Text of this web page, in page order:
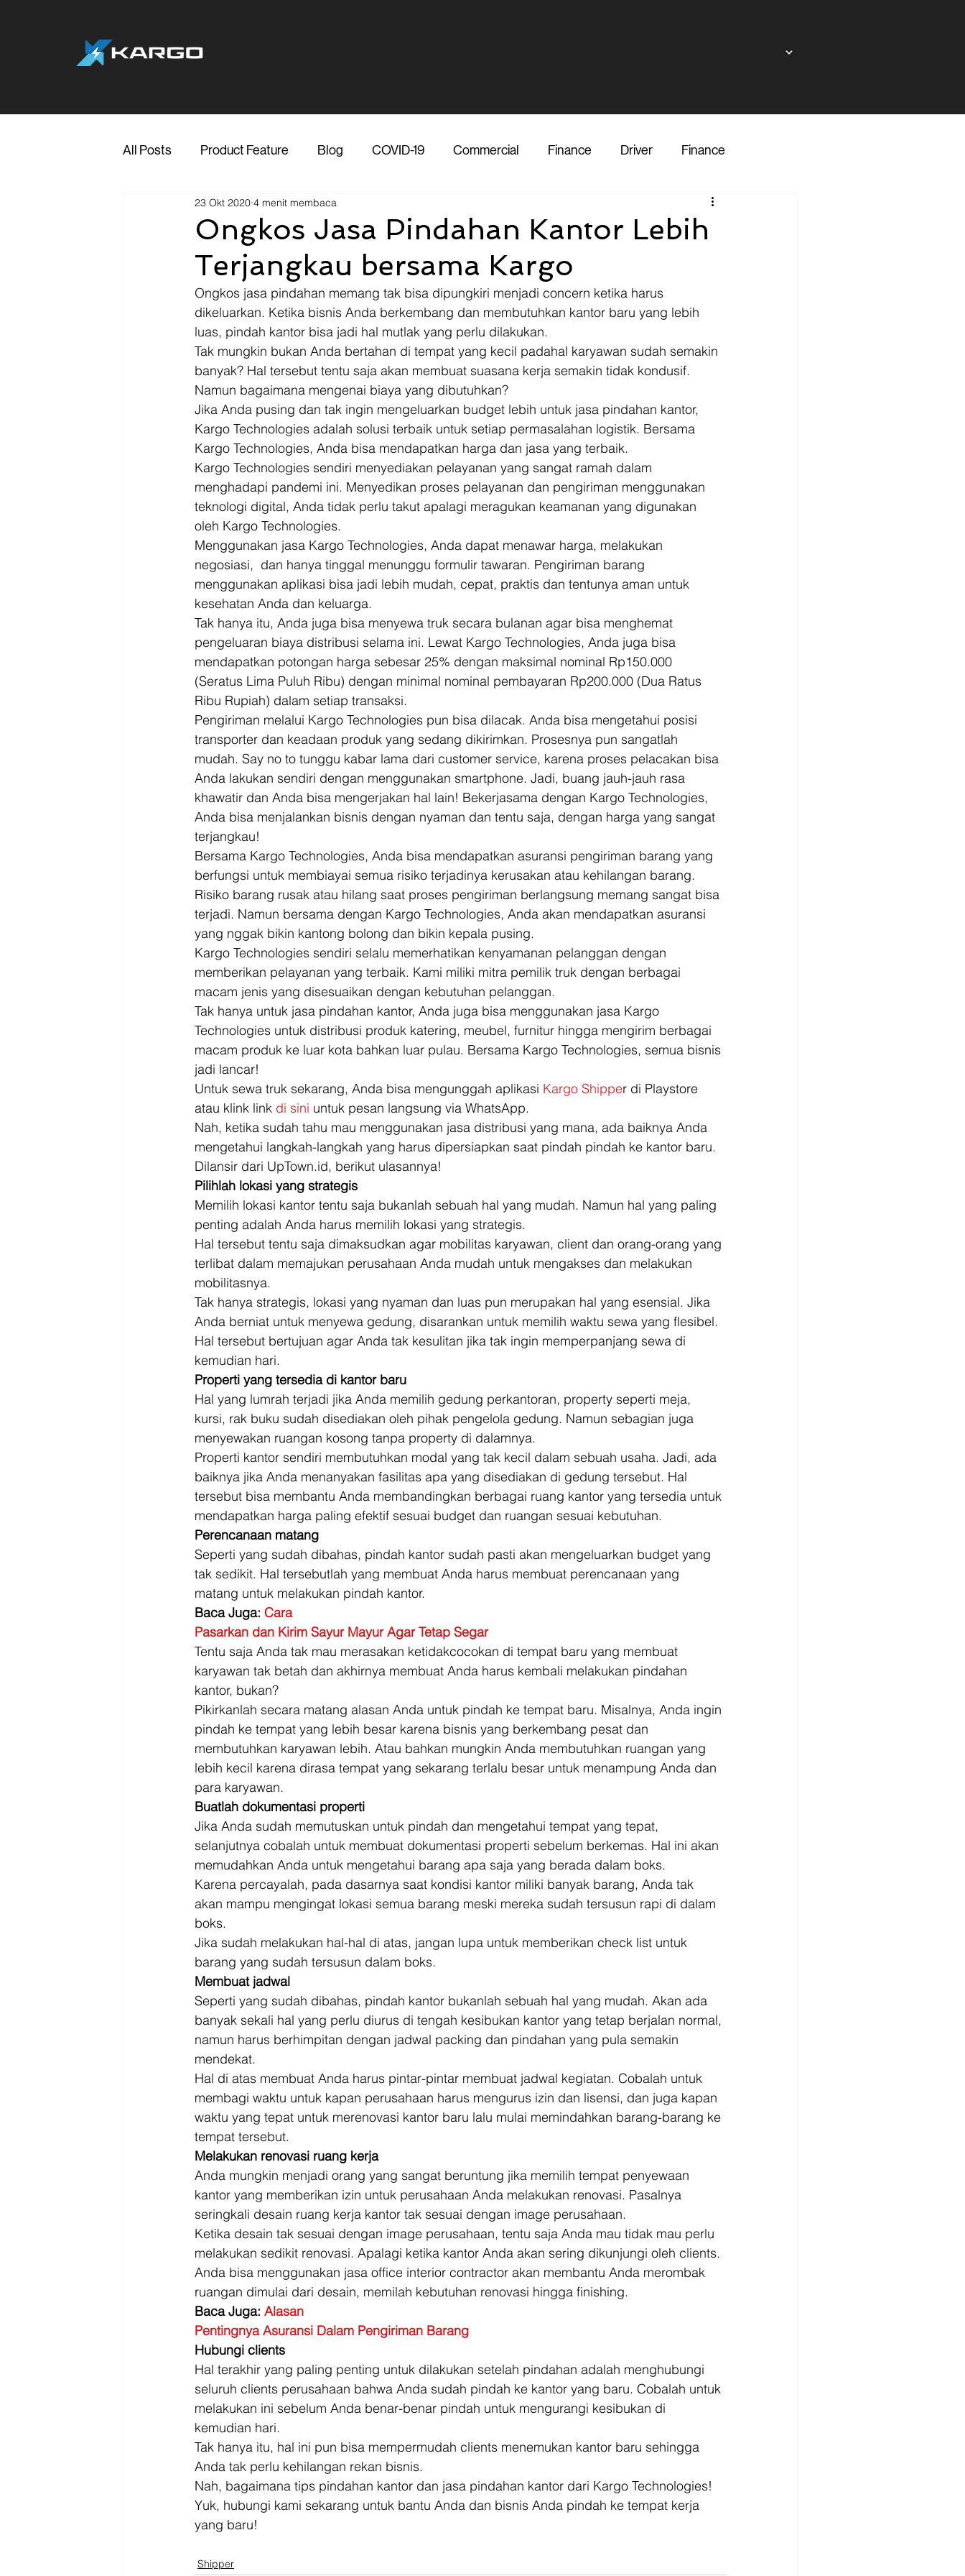
All Posts Product Feature Blog COVID-19 Commercial Finance Driver Finance
Marketing Media
Transporter Support Blog Vendor Shipper Media COVID-19
Jakarta
Ongkos Jasa Pindahan Kantor Lebih
Terjangkau bersama Kargo
23 Okt 2020 4 menit membaca
Ongkos jasa pindahan memang tak bisa dipungkiri menjadi concern ketika harus
dikeluarkan. Ketika bisnis Anda berkembang dan membutuhkan kantor baru yang lebih
luas, pindah kantor bisa jadi hal mutlak yang perlu dilakukan.
Tak mungkin bukan Anda bertahan di tempat yang kecil padahal karyawan sudah semakin
banyak? Hal tersebut tentu saja akan membuat suasana kerja semakin tidak kondusif.
Namun bagaimana mengenai biaya yang dibutuhkan?
Jika Anda pusing dan tak ingin mengeluarkan budget lebih untuk jasa pindahan kantor,
Kargo Technologies adalah solusi terbaik untuk setiap permasalahan logistik. Bersama
Kargo Technologies, Anda bisa mendapatkan harga dan jasa yang terbaik.
Kargo Technologies sendiri menyediakan pelayanan yang sangat ramah dalam
menghadapi pandemi ini. Menyedikan proses pelayanan dan pengiriman menggunakan
teknologi digital, Anda tidak perlu takut apalagi meragukan keamanan yang digunakan
oleh Kargo Technologies.
Menggunakan jasa Kargo Technologies, Anda dapat menawar harga, melakukan
negosiasi,  dan hanya tinggal menunggu formulir tawaran. Pengiriman barang
menggunakan aplikasi bisa jadi lebih mudah, cepat, praktis dan tentunya aman untuk
kesehatan Anda dan keluarga.
Tak hanya itu, Anda juga bisa menyewa truk secara bulanan agar bisa menghemat
pengeluaran biaya distribusi selama ini. Lewat Kargo Technologies, Anda juga bisa
mendapatkan potongan harga sebesar 25% dengan maksimal nominal Rp150.000
(Seratus Lima Puluh Ribu) dengan minimal nominal pembayaran Rp200.000 (Dua Ratus
Ribu Rupiah) dalam setiap transaksi.
Pengiriman melalui Kargo Technologies pun bisa dilacak. Anda bisa mengetahui posisi
transporter dan keadaan produk yang sedang dikirimkan. Prosesnya pun sangatlah
mudah. Say no to tunggu kabar lama dari customer service, karena proses pelacakan bisa
Anda lakukan sendiri dengan menggunakan smartphone. Jadi, buang jauh-jauh rasa
khawatir dan Anda bisa mengerjakan hal lain! Bekerjasama dengan Kargo Technologies,
Anda bisa menjalankan bisnis dengan nyaman dan tentu saja, dengan harga yang sangat
terjangkau!
Bersama Kargo Technologies, Anda bisa mendapatkan asuransi pengiriman barang yang
berfungsi untuk membiayai semua risiko terjadinya kerusakan atau kehilangan barang.
Risiko barang rusak atau hilang saat proses pengiriman berlangsung memang sangat bisa
terjadi. Namun bersama dengan Kargo Technologies, Anda akan mendapatkan asuransi
yang nggak bikin kantong bolong dan bikin kepala pusing.
Kargo Technologies sendiri selalu memerhatikan kenyamanan pelanggan dengan
memberikan pelayanan yang terbaik. Kami miliki mitra pemilik truk dengan berbagai
macam jenis yang disesuaikan dengan kebutuhan pelanggan.
Tak hanya untuk jasa pindahan kantor, Anda juga bisa menggunakan jasa Kargo
Technologies untuk distribusi produk katering, meubel, furnitur hingga mengirim berbagai
macam produk ke luar kota bahkan luar pulau. Bersama Kargo Technologies, semua bisnis
jadi lancar!
Untuk sewa truk sekarang, Anda bisa mengunggah aplikasi Kargo Shipper di Playstore
atau klink link di sini untuk pesan langsung via WhatsApp.
Nah, ketika sudah tahu mau menggunakan jasa distribusi yang mana, ada baiknya Anda
mengetahui langkah-langkah yang harus dipersiapkan saat pindah pindah ke kantor baru.
Dilansir dari UpTown.id, berikut ulasannya!
Pilihlah lokasi yang strategis
Memilih lokasi kantor tentu saja bukanlah sebuah hal yang mudah. Namun hal yang paling
penting adalah Anda harus memilih lokasi yang strategis.
Hal tersebut tentu saja dimaksudkan agar mobilitas karyawan, client dan orang-orang yang
terlibat dalam memajukan perusahaan Anda mudah untuk mengakses dan melakukan
mobilitasnya.
Tak hanya strategis, lokasi yang nyaman dan luas pun merupakan hal yang esensial. Jika
Anda berniat untuk menyewa gedung, disarankan untuk memilih waktu sewa yang flesibel.
Hal tersebut bertujuan agar Anda tak kesulitan jika tak ingin memperpanjang sewa di
kemudian hari.
Properti yang tersedia di kantor baru
Hal yang lumrah terjadi jika Anda memilih gedung perkantoran, property seperti meja,
kursi, rak buku sudah disediakan oleh pihak pengelola gedung. Namun sebagian juga
menyewakan ruangan kosong tanpa property di dalamnya.
Properti kantor sendiri membutuhkan modal yang tak kecil dalam sebuah usaha. Jadi, ada
baiknya jika Anda menanyakan fasilitas apa yang disediakan di gedung tersebut. Hal
tersebut bisa membantu Anda membandingkan berbagai ruang kantor yang tersedia untuk
mendapatkan harga paling efektif sesuai budget dan ruangan sesuai kebutuhan.
Perencanaan matang
Seperti yang sudah dibahas, pindah kantor sudah pasti akan mengeluarkan budget yang
tak sedikit. Hal tersebutlah yang membuat Anda harus membuat perencanaan yang
matang untuk melakukan pindah kantor.
Baca Juga: Cara
Pasarkan dan Kirim Sayur Mayur Agar Tetap Segar
Tentu saja Anda tak mau merasakan ketidakcocokan di tempat baru yang membuat
karyawan tak betah dan akhirnya membuat Anda harus kembali melakukan pindahan
kantor, bukan?
Pikirkanlah secara matang alasan Anda untuk pindah ke tempat baru. Misalnya, Anda ingin
pindah ke tempat yang lebih besar karena bisnis yang berkembang pesat dan
membutuhkan karyawan lebih. Atau bahkan mungkin Anda membutuhkan ruangan yang
lebih kecil karena dirasa tempat yang sekarang terlalu besar untuk menampung Anda dan
para karyawan.
Buatlah dokumentasi properti
Jika Anda sudah memutuskan untuk pindah dan mengetahui tempat yang tepat,
selanjutnya cobalah untuk membuat dokumentasi properti sebelum berkemas. Hal ini akan
memudahkan Anda untuk mengetahui barang apa saja yang berada dalam boks.
Karena percayalah, pada dasarnya saat kondisi kantor miliki banyak barang, Anda tak
akan mampu mengingat lokasi semua barang meski mereka sudah tersusun rapi di dalam
boks.
Jika sudah melakukan hal-hal di atas, jangan lupa untuk memberikan check list untuk
barang yang sudah tersusun dalam boks.
Membuat jadwal
Seperti yang sudah dibahas, pindah kantor bukanlah sebuah hal yang mudah. Akan ada
banyak sekali hal yang perlu diurus di tengah kesibukan kantor yang tetap berjalan normal,
namun harus berhimpitan dengan jadwal packing dan pindahan yang pula semakin
mendekat.
Hal di atas membuat Anda harus pintar-pintar membuat jadwal kegiatan. Cobalah untuk
membagi waktu untuk kapan perusahaan harus mengurus izin dan lisensi, dan juga kapan
waktu yang tepat untuk merenovasi kantor baru lalu mulai memindahkan barang-barang ke
tempat tersebut.
Melakukan renovasi ruang kerja
Anda mungkin menjadi orang yang sangat beruntung jika memilih tempat penyewaan
kantor yang memberikan izin untuk perusahaan Anda melakukan renovasi. Pasalnya
seringkali desain ruang kerja kantor tak sesuai dengan image perusahaan.
Ketika desain tak sesuai dengan image perusahaan, tentu saja Anda mau tidak mau perlu
melakukan sedikit renovasi. Apalagi ketika kantor Anda akan sering dikunjungi oleh clients.
Anda bisa menggunakan jasa office interior contractor akan membantu Anda merombak
ruangan dimulai dari desain, memilah kebutuhan renovasi hingga finishing.
Baca Juga: Alasan
Pentingnya Asuransi Dalam Pengiriman Barang
Hubungi clients
Hal terakhir yang paling penting untuk dilakukan setelah pindahan adalah menghubungi
seluruh clients perusahaan bahwa Anda sudah pindah ke kantor yang baru. Cobalah untuk
melakukan ini sebelum Anda benar-benar pindah untuk mengurangi kesibukan di
kemudian hari.
Tak hanya itu, hal ini pun bisa mempermudah clients menemukan kantor baru sehingga
Anda tak perlu kehilangan rekan bisnis.
Nah, bagaimana tips pindahan kantor dan jasa pindahan kantor dari Kargo Technologies!
Yuk, hubungi kami sekarang untuk bantu Anda dan bisnis Anda pindah ke tempat kerja
yang baru!
Shipper